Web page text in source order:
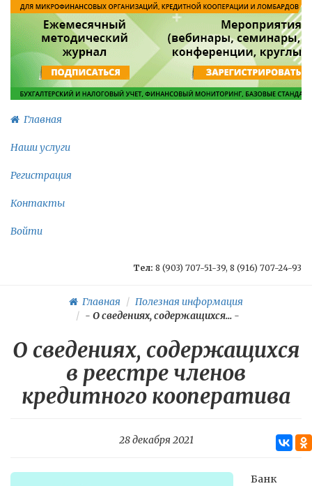
Главная
Наши услуги
Регистрация
Контакты
Войти
Тел: 8 (903) 707-51-39, 8 (916) 707-24-93
Главная
Полезная информация
- О сведениях, содержащихся... -
О сведениях, содержащихся
в реестре членов
кредитного кооператива
28 декабря 2021
Банк